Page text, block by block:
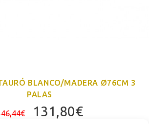
BLANCO/MADERA Ø76CM 3
PALAS
€
El
131,80€El